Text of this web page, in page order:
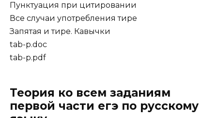
Пунктуация при цитировании
Все случаи употребления тире
Запятая и тире. Кавычки
tab-p.doc
tab-p.pdf
Теория ко всем заданиям
первой части егэ по русскому